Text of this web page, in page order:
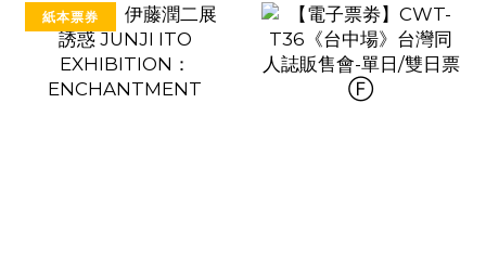
紙本票券